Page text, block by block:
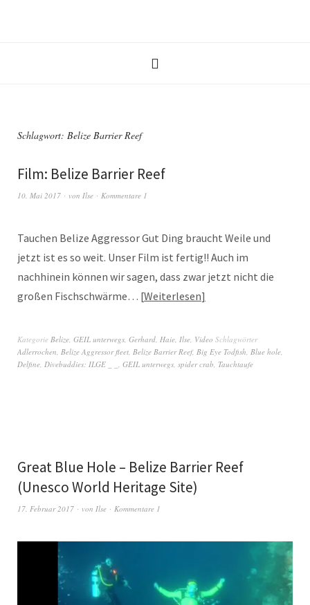
Schlagwort: Belize Barrier Reef
Film: Belize Barrier Reef
10. Mai 2017 von Ilse Kommentare 1
Tauchen Belize Aggressor Gut Ding braucht Weile und
jetzt ist es so weit. Unser Film ist fertig!! Auch im
nachhinein können wir sagen, dass zwar jetzt nicht die
großen Fischschwärme… Weiterlesen
Kategorie Belize, GEIL unterwegs, Gerhard, Haie, Ilse, Video Schlagwörter
Adlerrochen, Belize Aggressor fleet, Belize Barrier Reef, Big Eye Todfish, Blue hole,
Delfine, Divebuddies: ILGE _ _ , GEIL unterwegs, spider crab, Tauchtaufe
Great Blue Hole – Belize Barrier Reef
(Unesco World Heritage Site)
17. Februar 2017 von Ilse Kommentare 1